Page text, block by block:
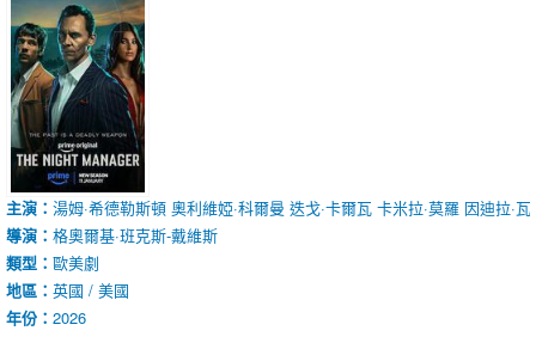
主演： 湯姆·希德勒斯頓 奧利維婭·科爾曼 迭戈·卡爾瓦 卡米拉·莫羅 因迪拉·瓦
導演： 格奧爾基·班克斯-戴維斯
類型： 歐美劇
地區： 英國 / 美國
年份： 2026